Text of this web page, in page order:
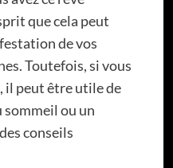
que cela peut
de vos
Toutefois, si vous
il peut être utile de
ou un
conseils